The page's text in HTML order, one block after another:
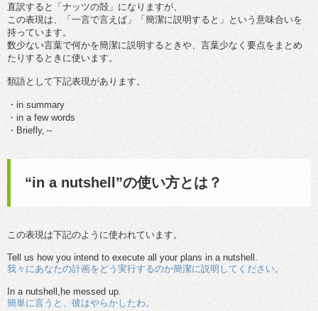
直訳すると「ナッツの殻」になりますが、
この表現は、「一言で言えば」「簡潔に説明すると」という意味合いを
持っています。
数少ない言葉で何かを簡潔に説明するときや、言葉少なく要点をまとめ
たりするときに使います。
類語として下記表現があります。
・in summary
・in a few words
・Briefly,～
“in a nutshell”の使い方とは？
この表現は下記のように使われています。
Tell us how you intend to execute all your plans in a nutshell.
我々にあなたの計画をどう実行するのか簡潔に説明してください。
In a nutshell,he messed up.
簡単に言うと、彼はやらかしたわ。